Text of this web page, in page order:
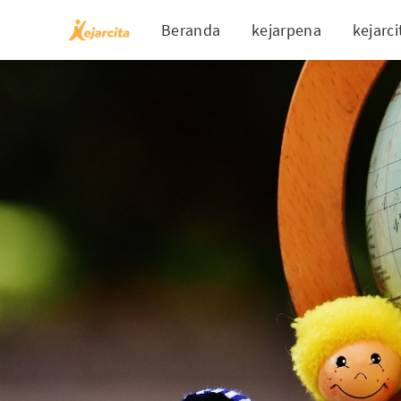
Beranda kejarpena